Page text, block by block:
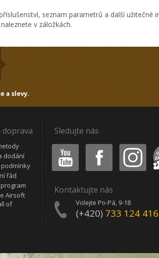
seznam parametrů a další užitečné
v záložkách.
a slevy.
doprava
dodání
řád
Airsoft
of
Sledujte nás
Youtube Facebook Instagram
Kontaktujte nás
Volejte Po-Pá, 9-18
(+420) 733 124 416